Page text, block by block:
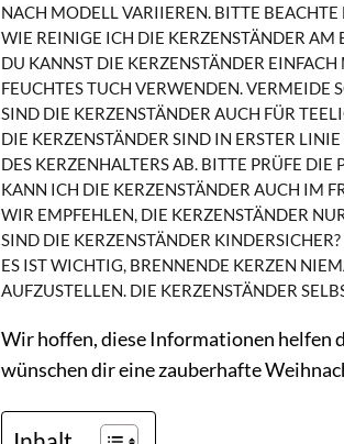
NACH MODELL VARIIEREN. BITTE
WIE REINIGE ICH DIE KERZENSTÄNDER AM
DU KANNST DIE KERZENSTÄNDER
FEUCHTES TUCH VERWENDEN. VERMEIDE
SIND DIE KERZENSTÄNDER AUCH FÜR
DIE KERZENSTÄNDER SIND IN ERSTER
ES KERZENHALTERS AB. BITTE PRÜFE DIE
KANN ICH DIE KERZENSTÄNDER AUCH IM
WIR EMPFEHLEN, DIE KERZENSTÄNDER
SIND DIE KERZENSTÄNDER KINDERSICHER?
ES IST WICHTIG, BRENNENDE KERZEN
UFZUSTELLEN. DIE KERZENSTÄNDER
Wir hoffen, diese Informationen helfen
wünschen dir eine zauberhafte